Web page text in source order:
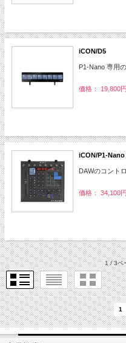
iCON/D5
P1-Nano 専用
価格： 19,800
iCON/P1-Nano
DAWのコント
価格： 34,100
1 / 3ペ
1